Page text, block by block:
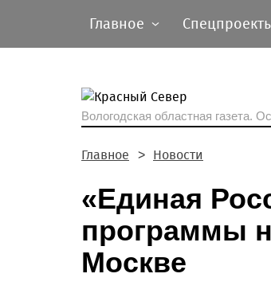
Главное
Вологодская областная газета.
Главное Новости
«Единая
программы
Москве